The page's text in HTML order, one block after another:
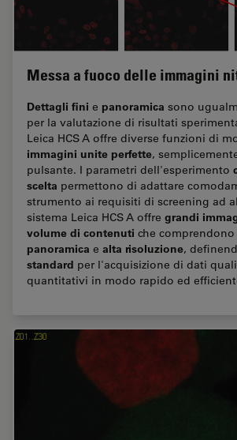
Messa a fuoco delle immagini
Dettagli fini e panoramica sono
per la valutazione di risultati
Leica HCS A offre diverse funzioni di
immagini unite perfette,
pulsante. I parametri dell'esperimento
scelta permettono di adattare
strumento ai requisiti di screening ad
sistema Leica HCS A offre grandi
volume di contenuti che
panoramica e alta risoluzione,
standard per l'acquisizione di dati
quantitativi in modo rapido ed